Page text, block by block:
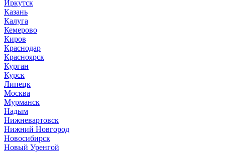
Иркутск
Казань
Калуга
Кемерово
Киров
Краснодар
Красноярск
Курган
Курск
Липецк
Москва
Мурманск
Надым
Нижневартовск
Нижний Новгород
Новосибирск
Новый Уренгой